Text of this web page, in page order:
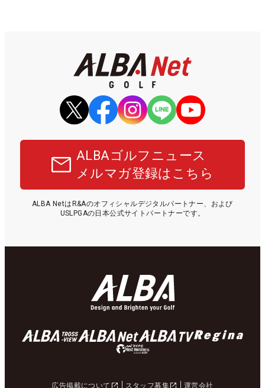
ALBAゴルフニュース
メルマガ登録はこちら
ALBA NetはR&Aのオフィシャルデジタルパートナー、および
USLPGAの日本公式サイトパートナーです。
広告掲載について スタッフ募集 運営会社